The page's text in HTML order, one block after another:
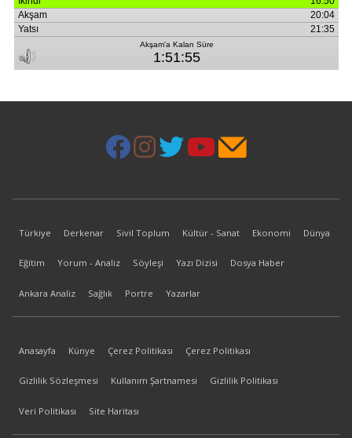
Türkiye Derkenar Sivil Toplum Kültür - Sanat Ekonomi Dünya
Eğitim Yorum - Analiz Söyleşi Yazı Dizisi Dosya Haber
Ankara Analiz Sağlık Portre Yazarlar
Anasayfa Künye Çerez Politikası Çerez Politikası
Gizlilik Sözleşmesi Kullanım Şartnamesi Gizlilik Politikası
Veri Politikası Site Haritası